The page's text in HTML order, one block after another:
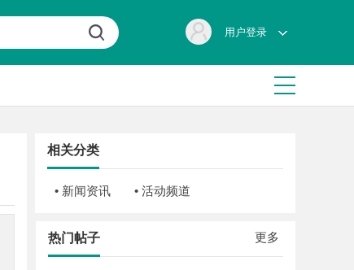
用户登录
相关分类
• 新闻资讯 • 活动频道
更多
热门帖子